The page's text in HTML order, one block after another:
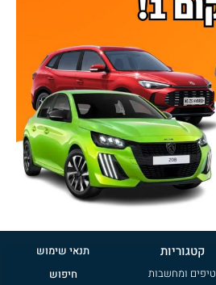
קטגוריות
טיפים ומחשבות
תנאי שימוש
חיפוש